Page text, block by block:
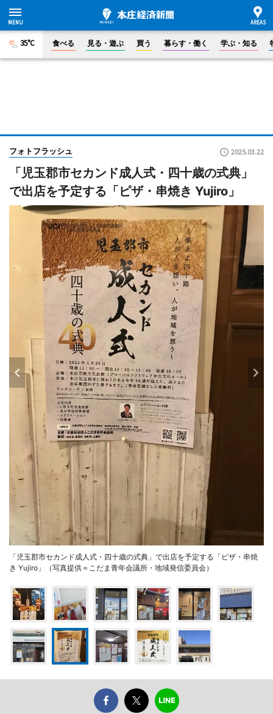
35°C 食べる 見る・遊ぶ 買う 暮らす・働く 学ぶ・知る
フォトフラッシュ 2025.03.22
「児玉郡市セカンド成人式・四十歳の式典」
で出店を予定する「ピザ・串焼き Yujiro」
「児玉郡市セカンド成人式・四十歳の式典」で出店を予定する「ピザ・串焼
き Yujiro」（写真提供＝こだま青年会議所・地域発信委員会）